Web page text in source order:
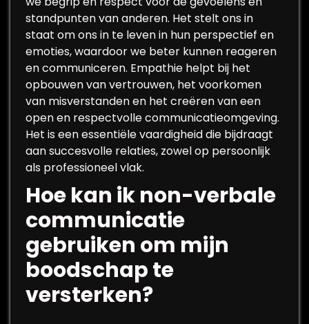
standpunten van anderen. Het stelt ons in
staat om ons in te leven in hun perspectief en
emoties, waardoor we beter kunnen reageren
en communiceren. Empathie helpt bij het
opbouwen van vertrouwen, het voorkomen
van misverstanden en het creëren van een
open en respectvolle communicatieomgeving.
Het is een essentiële vaardigheid die bijdraagt
aan succesvolle relaties, zowel op persoonlijk
als professioneel vlak.
Hoe kan ik non-verbale
communicatie
gebruiken om mijn
boodschap te
versterken?